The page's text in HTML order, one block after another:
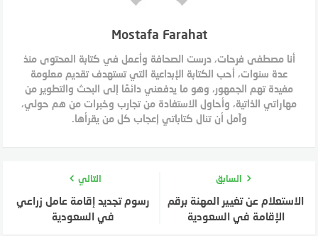
Mostafa Farahat
أنا مصطفى فرحات، درست الصحافة وأعمل في كتابة المحتوى منذ
عدة سنوات، أحب الكتابة الإبداعية التي تستهدف تقديم معلومة
مفيدة تهم الجمهور، وهو ما يدفعني دائمًا إلى البحث والتطوير من
مهاراتي الذاتية، وأحاول الاستفادة من تجارب وخبرات من هم حولي،
وآمل أن تنال كتاباتي إعجاب كل من يقرأها.
السابق
الاستعلام عن تغيير المهنة برقم
الإقامة في السعودية
التالي
رسوم تجديد إقامة عامل زراعي
في السعودية